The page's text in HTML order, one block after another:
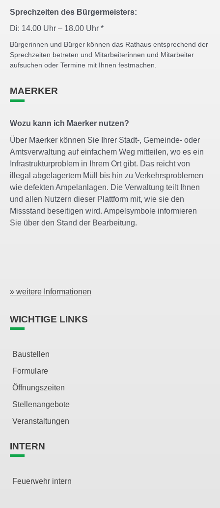
Sprechzeiten des Bürgermeisters:
Di: 14.00 Uhr – 18.00 Uhr *
Bürgerinnen und Bürger können das Rathaus entsprechend der
Sprechzeiten betreten und Mitarbeiterinnen und Mitarbeiter
aufsuchen oder Termine mit Ihnen festmachen.
MAERKER
Wozu kann ich Maerker nutzen?
Über Maerker können Sie Ihrer Stadt-, Gemeinde- oder
Amtsverwaltung auf einfachem Weg mitteilen, wo es ein
Infrastrukturproblem in Ihrem Ort gibt. Das reicht von
illegal abgelagertem Müll bis hin zu Verkehrsproblemen
wie defekten Ampelanlagen. Die Verwaltung teilt Ihnen
und allen Nutzern dieser Plattform mit, wie sie den
Missstand beseitigen wird. Ampelsymbole informieren
Sie über den Stand der Bearbeitung.
» weitere Informationen
WICHTIGE LINKS
Baustellen
Formulare
Öffnungszeiten
Stellenangebote
Veranstaltungen
INTERN
Feuerwehr intern